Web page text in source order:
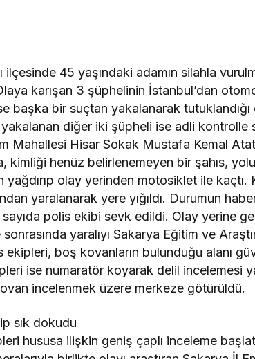
ilçesinde 45 yaşındaki adamın silahla
karışan 3 şüphelinin İstanbul’dan
başka bir suçtan yakalanarak
diğer iki şüpheli ise adli kontrolle
Mahallesi Hisar Sokak Mustafa Kemal
kimliği henüz belirlenemeyen bir şahıs,
olay yerinden motosiklet ile kaçtı.
yaralanarak yere yığıldı. Durumun
polis ekibi sevk edildi. Olay yerine
yaralıyı Sakarya Eğitim ve
boş kovanların bulunduğu alanı
ise numaratör koyarak delil incelemesi
incelenmek üzere merkeze götürüldü.
sık dokudu
hususa ilişkin geniş çaplı inceleme